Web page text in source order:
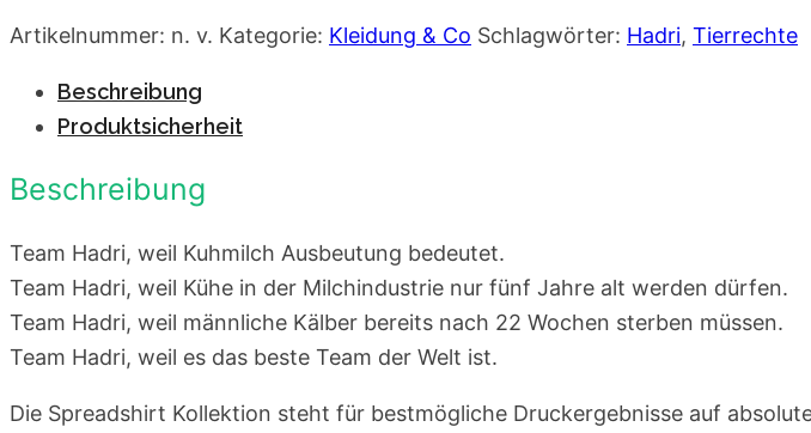
Premium
Artikelnummer: n. v. Kategorie: Kleidung & Co Schlagwörter: Hadri, Tierrechte
Beschreibung
Produktsicherheit
Beschreibung
Team Hadri, weil Kuhmilch Ausbeutung bedeutet.
Team Hadri, weil Kühe in der Milchindustrie nur fünf Jahre alt werden dürfen.
Team Hadri, weil männliche Kälber bereits nach 22 Wochen sterben müssen.
Team Hadri, weil es das beste Team der Welt ist.
Die Spreadshirt Kollektion steht für bestmögliche Druckergebnisse auf